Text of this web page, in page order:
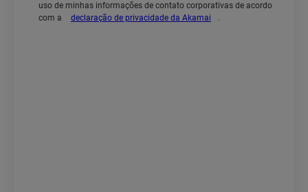
uso de minhas informações de contato corporativas de acordo
com a
declaração de privacidade da Akamai .